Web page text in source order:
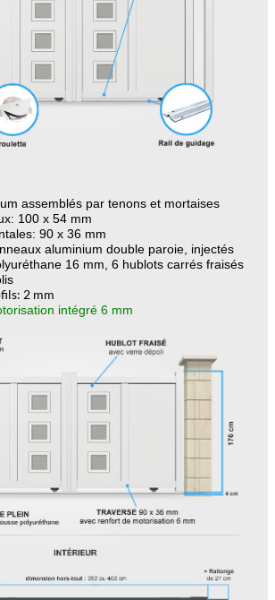
assemblés par tenons et mortaises
100 x 54 mm
90 x 36 mm
aluminium double paroie, injectés
16 mm, 6 hublots carrés fraisés
2 mm
intégré 6 mm